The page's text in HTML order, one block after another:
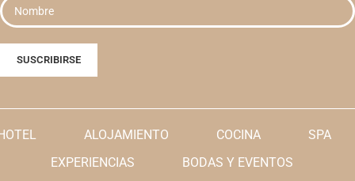
ALOJAMIENTO COCINA
SPA
EXPERIENCIAS
BODAS Y EVENTOS